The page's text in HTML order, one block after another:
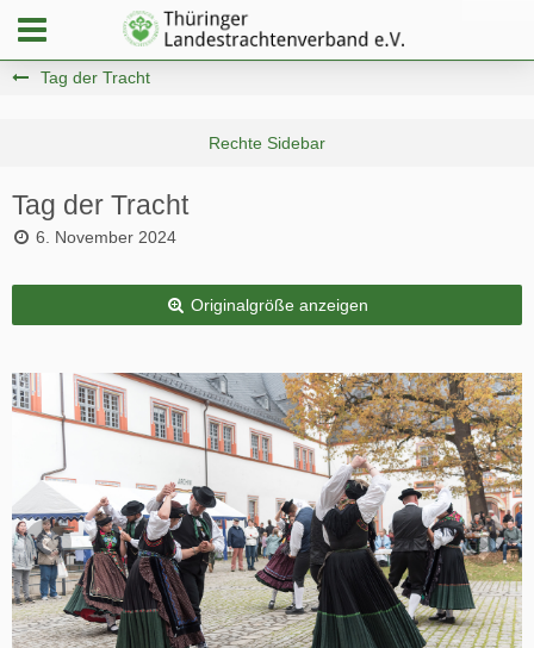
Tag der Tracht
Tag der Tracht
6. November 2024
Originalgröße anzeigen